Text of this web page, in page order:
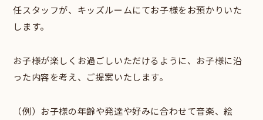
任スタッフが、キッズルームにてお子様をお預かりいた
します。
お子様が楽しくお過ごしいただけるように、お子様に沿
った内容を考え、ご提案いたします。
（例）お子様の年齢や発達や好みに合わせて音楽、絵